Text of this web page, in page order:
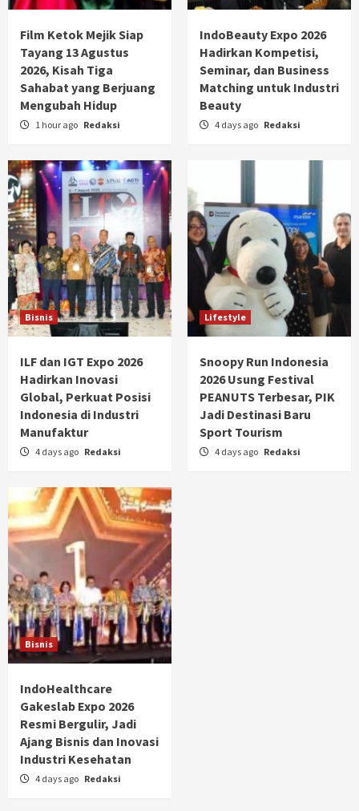
Film Ketok Mejik Siap
Tayang 13 Agustus
2026, Kisah Tiga
Sahabat yang Berjuang
Mengubah Hidup
1 hour ago Redaksi
IndoBeauty Expo 2026
Hadirkan Kompetisi,
Seminar, dan Business
Matching untuk Industri
Beauty
4 days ago Redaksi
Bisnis
ILF dan IGT Expo 2026
Hadirkan Inovasi
Global, Perkuat Posisi
Indonesia di Industri
Manufaktur
4 days ago Redaksi
Lifestyle
Snoopy Run Indonesia
2026 Usung Festival
PEANUTS Terbesar, PIK
Jadi Destinasi Baru
Sport Tourism
4 days ago Redaksi
Bisnis
IndoHealthcare
Gakeslab Expo 2026
Resmi Bergulir, Jadi
Ajang Bisnis dan Inovasi
Industri Kesehatan
4 days ago Redaksi